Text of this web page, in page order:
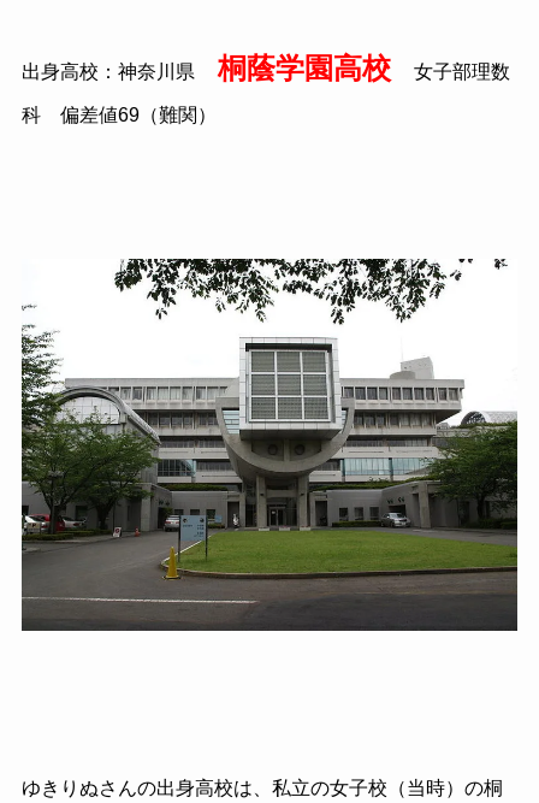
出身高校：神奈川県 桐蔭学園高校 女子部理数
科 偏差値69（難関）
ゆきりぬさんの出身高校は、私立の女子校（当時）の桐